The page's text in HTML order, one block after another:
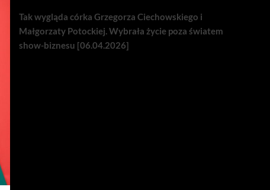
Tak wygląda córka Grzegorza Ciechowskiego i
Małgorzaty Potockiej. Wybrała życie poza światem
show-biznesu [06.04.2026]